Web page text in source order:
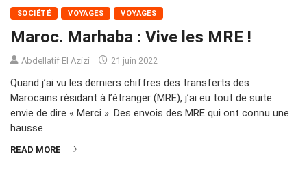
SOCIÉTÉ VOYAGES VOYAGES
Maroc. Marhaba : Vive les MRE !
Abdellatif El Azizi 21 juin 2022
Quand j’ai vu les derniers chiffres des transferts des
Marocains résidant à l’étranger (MRE), j’ai eu tout de suite
envie de dire « Merci ». Des envois des MRE qui ont connu une
hausse
READ MORE